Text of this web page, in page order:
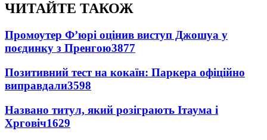
ЧИТАЙТЕ ТАКОЖ
Промоутер Ф’юрі оцінив виступ Джошуа у
поєдинку з Пренгою3877
Позитивний тест на кокаїн: Паркера офіційно
виправдали3598
Названо титул, який розіграють Ітаума і
Хрговіч1629